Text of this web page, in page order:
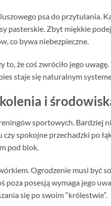
psa do przytulania.
pasterskie. Zbyt miękkie
co bywa niebezpieczne.
to, że coś zwróciło jego
staje się naturalnym
i
sportowych. Bardziej
spokojne przechadzki po
pod blok.
Ogrodzenie musi być
poza posesją wymaga jego
się po swoim “królestwie”.